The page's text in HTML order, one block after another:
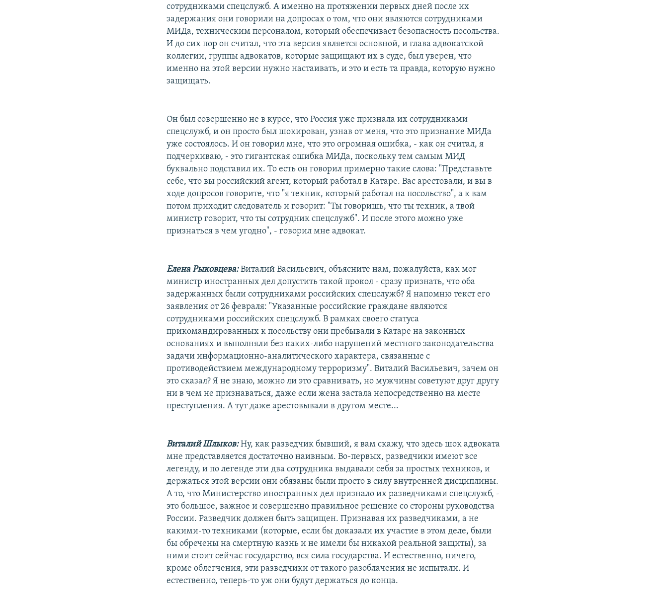
сотрудниками спецслужб. А именно на протяжении первых дней после их
задержания они говорили на допросах о том, что они являются сотрудниками
МИДа, техническим персоналом, который обеспечивает безопасность посольства.
И до сих пор он считал, что эта версия является основной, и глава адвокатской
коллегии, группы адвокатов, которые защищают их в суде, был уверен, что
именно на этой версии нужно настаивать, и это и есть та правда, которую нужно
защищать.
Он был совершенно не в курсе, что Россия уже признала их сотрудниками
спецслужб, и он просто был шокирован, узнав от меня, что это признание МИДа
уже состоялось. И он говорил мне, что это огромная ошибка, - как он считал, я
подчеркиваю, - это гигантская ошибка МИДа, поскольку тем самым МИД
буквально подставил их. То есть он говорил примерно такие слова: "Представьте
себе, что вы российский агент, который работал в Катаре. Вас арестовали, и вы в
ходе допросов говорите, что "я техник, который работал на посольство", а к вам
потом приходит следователь и говорит: "Ты говоришь, что ты техник, а твой
министр говорит, что ты сотрудник спецслужб". И после этого можно уже
признаться в чем угодно", - говорил мне адвокат.
Елена Рыковцева:Виталий Васильевич, объясните нам, пожалуйста, как мог
министр иностранных дел допустить такой прокол - сразу признать, что оба
задержанных были сотрудниками российских спецслужб? Я напомню текст его
заявления от 26 февраля: "Указанные российские граждане являются
сотрудниками российских спецслужб. В рамках своего статуса
прикомандированных к посольству они пребывали в Катаре на законных
основаниях и выполняли без каких-либо нарушений местного законодательства
задачи информационно-аналитического характера, связанные с
противодействием международному терроризму". Виталий Васильевич, зачем он
это сказал? Я не знаю, можно ли это сравнивать, но мужчины советуют друг другу
ни в чем не признаваться, даже если жена застала непосредственно на месте
преступления. А тут даже арестовывали в другом месте...
Виталий Шлыков:Ну, как разведчик бывший, я вам скажу, что здесь шок адвоката
мне представляется достаточно наивным. Во-первых, разведчики имеют все
легенду, и по легенде эти два сотрудника выдавали себя за простых техников, и
держаться этой версии они обязаны были просто в силу внутренней дисциплины.
А то, что Министерство иностранных дел признало их разведчиками спецслужб, -
это большое, важное и совершенно правильное решение со стороны руководства
России. Разведчик должен быть защищен. Признавая их разведчиками, а не
какими-то техниками (которые, если бы доказали их участие в этом деле, были
бы обречены на смертную казнь и не имели бы никакой реальной защиты), за
ними стоит сейчас государство, вся сила государства. И естественно, ничего,
кроме облегчения, эти разведчики от такого разоблачения не испытали. И
естественно, теперь-то уж они будут держаться до конца.